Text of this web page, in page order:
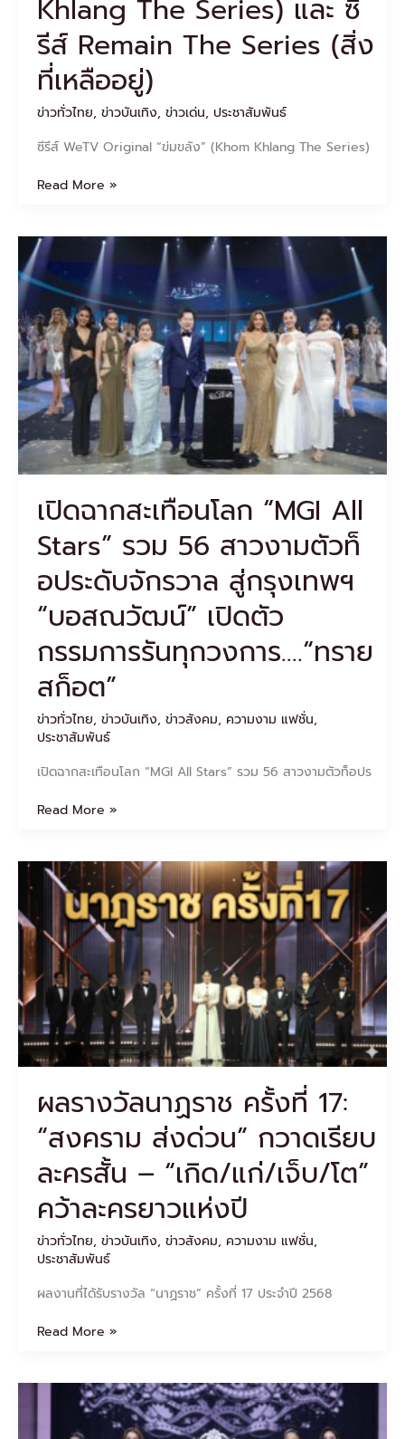
Khlang The Series) และ ซี
รีส์ Remain The Series (สิ่ง
ที่เหลืออยู่)
ข่าวทั่วไทย, ข่าวบันเทิง, ข่าวเด่น, ประชาสัมพันธ์
ซีรีส์ WeTV Original “ข่มขลัง” (Khom Khlang The Series)
Khlang
The
Series)
และ
ซี
รีส์
The
(สิ่ง
อยู่)
Read More »
เปิดฉากสะเทือนโลก “MGI All
Stars” รวม 56 สาวงามตัวท็
อประดับจักรวาล สู่กรุงเทพฯ
“บอสณวัฒน์” เปิดตัว
กรรมการรันทุกวงการ….“ทราย
สก็อต”
ข่าวทั่วไทย, ข่าวบันเทิง, ข่าวสังคม, ความงาม แฟชั่น,
ประชาสัมพันธ์
เปิดฉากสะเทือนโลก “MGI All Stars” รวม 56 สาวงามตัวท็อปร
เปิด
ฉาก
สะเทือน
โลก
“MGI
All
Stars”
รวม
56
สาว
งาม
ตัว
ท็
จักรวาล
กรุงเทพฯ
“บอส
วัฒน์”
เปิด
ตัว
กรรมการ
รัน
ทุก
สก็อต”
Read More »
ผลรางวัลนาฏราช ครั้งที่ 17:
“สงคราม ส่งด่วน” กวาดเรียบ
ละครสั้น – “เกิด/แก่/เจ็บ/โต”
คว้าละครยาวแห่งปี
ข่าวทั่วไทย, ข่าวบันเทิง, ข่าวสังคม, ความงาม แฟชั่น,
ประชาสัมพันธ์
ผลงานที่ได้รับรางวัล “นาฏราช” ครั้งที่ 17 ประจำปี 2568
ผล
รางวัล
ราช
ครั้ง
17:
“สงคราม
ส่ง
ด่วน”
กวาด
ละคร
สั้น
–
แก่/
เจ็บ/
โต”
คว้า
ละคร
ยาว
แห่ง
Read More »